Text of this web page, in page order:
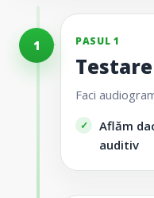
1 PASUL 1
Faci
Aflăm
auditiv